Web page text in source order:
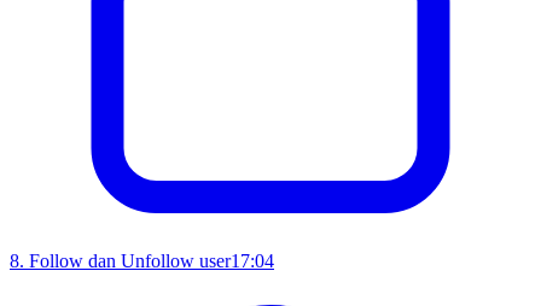
8. Follow dan Unfollow user17:04